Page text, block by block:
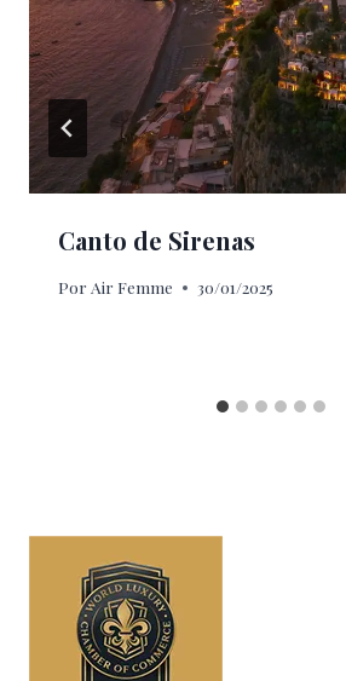
Canto de Sirenas
Por Air Femme 30/01/2025